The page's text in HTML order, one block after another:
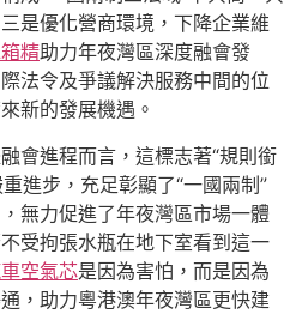
是優化營商環境，下降企業維
精助力年夜灣區深度融會發
法令及爭議解決服務中間的位
新的發展機遇。
會進程而言，這標志著“規則銜
進步，充足彰顯了“一國兩制”
無力促進了年夜灣區市場一體
受拘張水瓶在地下室看到這一
空氣芯是因為害怕，而是因為
，助力粵港澳年夜灣區更快建